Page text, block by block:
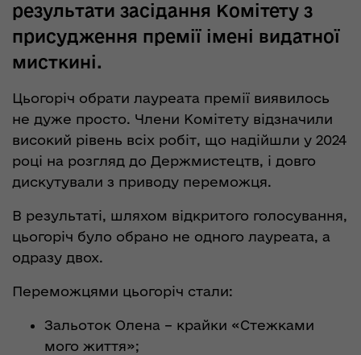
результати засідання Комітету з
присудження премії імені видатної
мисткині.
Цьогоріч обрати лауреата премії виявилось
не дуже просто. Члени Комітету відзначили
високий рівень всіх робіт, що надійшли у 2024
році на розгляд до Держмистецтв, і довго
дискутували з приводу переможця.
В результаті, шляхом відкритого голосування,
цьогоріч було обрано не одного лауреата, а
одразу двох.
Переможцями цьогоріч стали:
Зальоток Олена – крайки «Стежками
мого життя»;